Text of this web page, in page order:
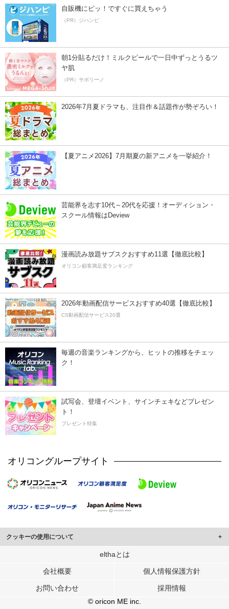
自販機にピッ！ですぐに買えちゃう
（PR）ジハンピ
朝1分貼るだけ！ミルクピールで一日中ずっとうるツ
ヤ肌
（PR）サボリーノ
2026年7月夏ドラマも、注目作＆話題作が勢ぞろい！
【夏アニメ2026】7月期夏の新アニメを一挙紹介！
芸能界を志す10代～20代を応援！オーディション・
スクール情報はDeview
漫画読み放題サブスクおすすめ11選【徹底比較】
オリコン顧客満足度ランキング
2026年動画配信サービスおすすめ40選【徹底比較】
CS動画配信サービス20選
毎週の音楽ランキングから、ヒットの推移をチェッ
ク！
試写会、登壇イベント、サインチェキなどプレゼン
ト！
プレゼント特集
オリコングループサイト
クッキーの使用について
このサイトでは Cookie を使用して、ユーザーに合わせたコンテンツや広告の
行っています。
メディアや広告配信、データ解析の各パートナーに提供しています。
各パートナーは、この情報とユーザーが各パートナーに提供した他の情報や、
ユーザーが各パートナーのサービスを使用したときに収集した他の情報を組み
elthaとは
会社概要 個人情報保護方針
お問い合わせ
採用情報
© oricon ME inc.